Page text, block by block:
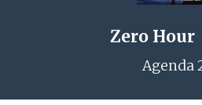
Zero Hour
Agenda